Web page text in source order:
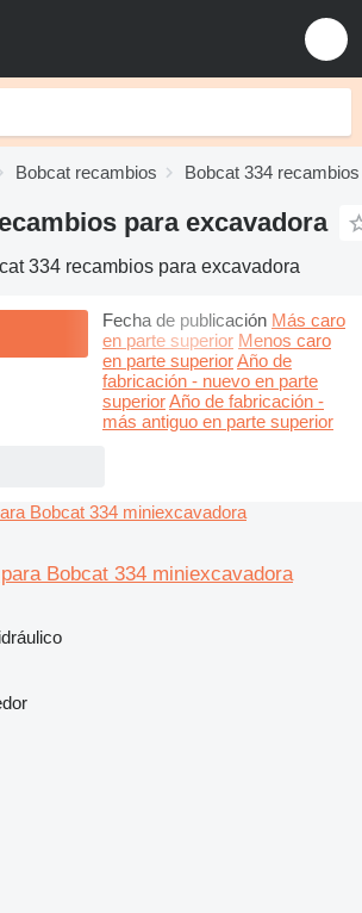
Bobcat recambios Bobcat 334 recambios
para excavadora
334 recambios para excavadora
Fecha de publicación Más caro
en parte superior Menos caro
en parte superiorAño de
fabricación - nuevo en parte
superiorAño de fabricación -
más antiguo en parte superior
Bobcat 334 miniexcavadora